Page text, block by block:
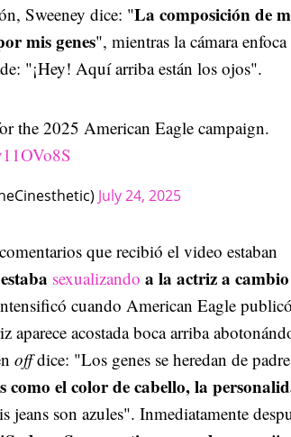
Sweeney dice: "La composición de
mis genes", mientras la cámara enfoca
"¡Hey! Aquí arriba están los ojos".
the 2025 American Eagle campaign.
July 24, 2025
que recibió el video estaban
sexualizando a la actriz a
cuando American Eagle
acostada boca arriba
offdice: "Los genes se heredan de
como el color de cabello, la
jeans son azules". Inmediatamente